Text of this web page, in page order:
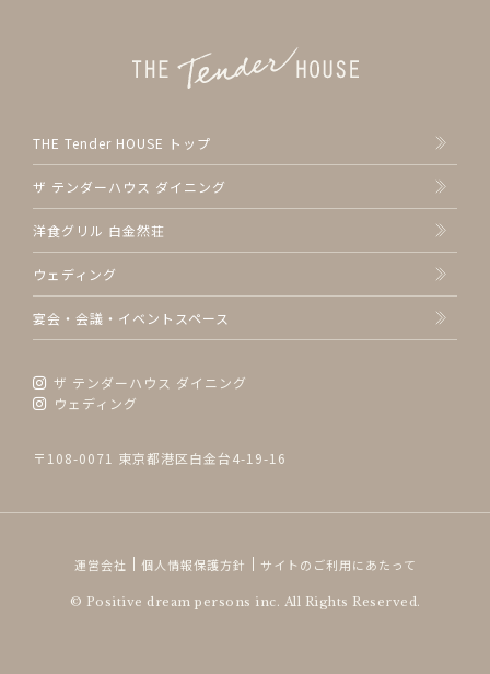
THE Tender HOUSE トップ
ザ テンダーハウス ダイニング
洋食グリル 白金然荘
ウェディング
宴会・会議・イベントスペース
ザ テンダーハウス ダイニング
ウェディング
〒108-0071 東京都港区白金台4-19-16
運営会社 個人情報保護方針 サイトのご利用にあたって
© Positive dream persons inc. All Rights Reserved.